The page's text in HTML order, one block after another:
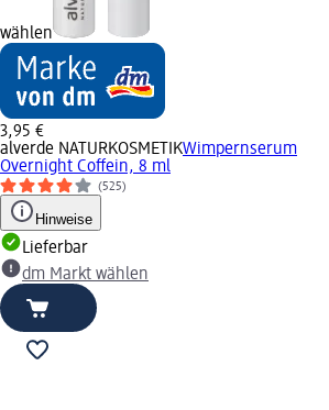
wählen
3,95 €
alverde NATURKOSMETIKWimpernserum
Overnight Coffein, 8 ml
(525)
Hinweise
Lieferbar
dm Markt wählen